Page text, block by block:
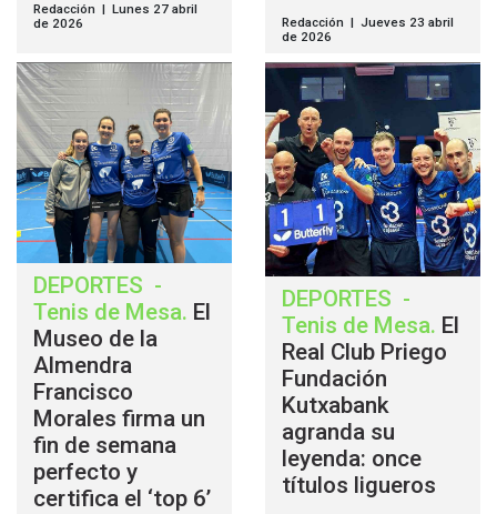
Redacción | Lunes 27 abril
de 2026
Redacción | Jueves 23 abril
de 2026
DEPORTES -
Tenis de Mesa. El
Museo de la
Almendra
Francisco
Morales firma un
fin de semana
perfecto y
certifica el ‘top 6’
DEPORTES -
Tenis de Mesa. El
Real Club Priego
Fundación
Kutxabank
agranda su
leyenda: once
títulos ligueros